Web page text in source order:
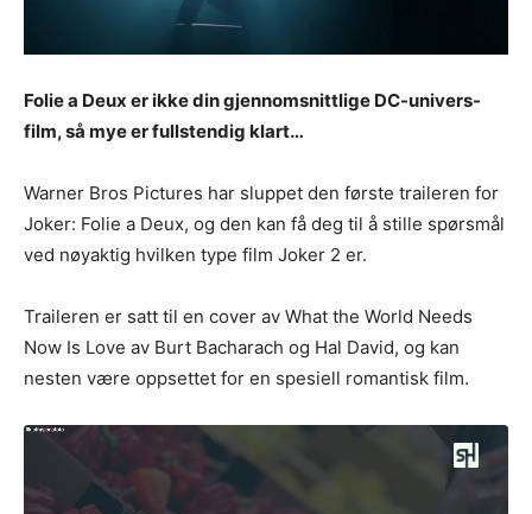
Folie a Deux er ikke din gjennomsnittlige DC-univers-
film, så mye er fullstendig klart…
Warner Bros Pictures har sluppet den første traileren for
Joker: Folie a Deux, og den kan få deg til å stille spørsmål
ved nøyaktig hvilken type film Joker 2 er.
Traileren er satt til en cover av What the World Needs
Now Is Love av Burt Bacharach og Hal David, og kan
nesten være oppsettet for en spesiell romantisk film.